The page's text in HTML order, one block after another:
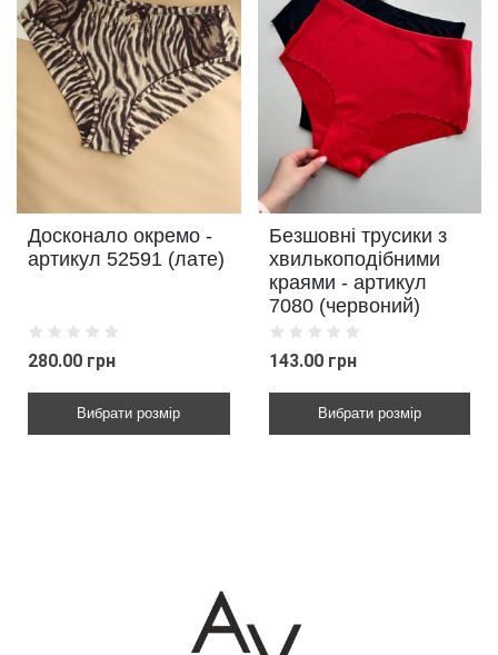
Досконало окремо -
артикул 52591 (лате)
280.00 грн
Вибрати розмір
Безшовні трусики з
хвилькоподібними
краями - артикул
7080 (червоний)
143.00 грн
Вибрати розмір